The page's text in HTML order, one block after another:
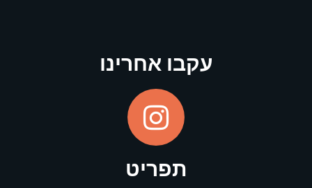
עקבו אחרינו
תפריט